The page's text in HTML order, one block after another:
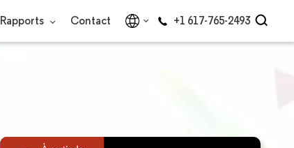
Rapports Contact +1 617-765-2493